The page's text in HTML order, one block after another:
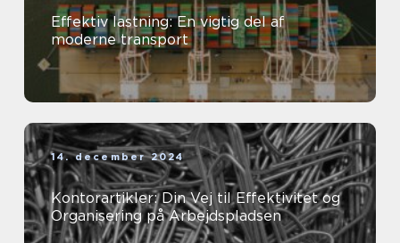
Effektiv lastning: En vigtig del af
moderne transport
14. december 2024
Kontorartikler: Din Vej til Effektivitet og
Organisering på Arbejdspladsen